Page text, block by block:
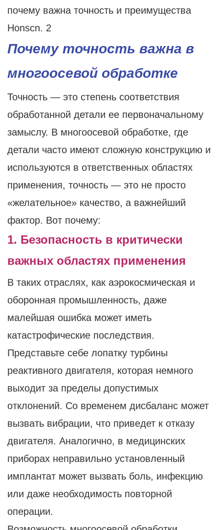
Почему точность важна в
многоосевой обработке
Точность — это степень соответствия
обработанной детали ее первоначальному
замыслу. В многоосевой обработке, где
детали часто имеют сложную конструкцию и
используются в ответственных областях
применения, точность — это не просто
«желательное» качество, а важнейший
фактор. Вот почему:
1. Безопасность в критически
важных областях применения
В таких отраслях, как аэрокосмическая и
оборонная промышленность, даже
малейшая ошибка может иметь
катастрофические последствия.
Представьте себе лопатку турбины
реактивного двигателя, которая немного
выходит за пределы допустимых
отклонений. Со временем дисбаланс может
вызвать вибрации, что приведет к отказу
двигателя. Аналогично, в медицинских
приборах неправильно установленный
имплантат может вызвать боль, инфекцию
или даже необходимость повторной
операции.